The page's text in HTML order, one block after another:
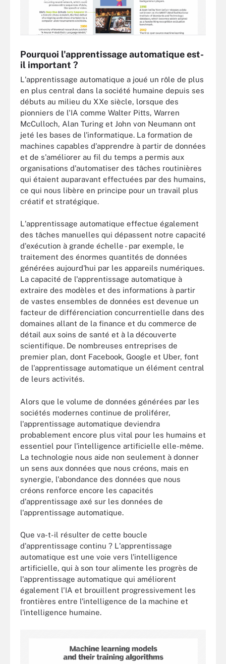
Pourquoi l'apprentissage automatique est-
il important ?
L'apprentissage automatique a joué un rôle de plus
en plus central dans la société humaine depuis ses
débuts au milieu du XXe siècle, lorsque des
pionniers de l'IA comme Walter Pitts, Warren
McCulloch, Alan Turing et John von Neumann ont
jeté les bases de l'informatique. La formation de
machines capables d'apprendre à partir de données
et de s'améliorer au fil du temps a permis aux
organisations d'automatiser des tâches routinières
qui étaient auparavant effectuées par des humains,
ce qui nous libère en principe pour un travail plus
créatif et stratégique.
L'apprentissage automatique effectue également
des tâches manuelles qui dépassent notre capacité
d'exécution à grande échelle - par exemple, le
traitement des énormes quantités de données
générées aujourd'hui par les appareils numériques.
La capacité de l'apprentissage automatique à
extraire des modèles et des informations à partir
de vastes ensembles de données est devenue un
facteur de différenciation concurrentielle dans des
domaines allant de la finance et du commerce de
détail aux soins de santé et à la découverte
scientifique. De nombreuses entreprises de
premier plan, dont Facebook, Google et Uber, font
de l'apprentissage automatique un élément central
de leurs activités.
Alors que le volume de données générées par les
sociétés modernes continue de proliférer,
l'apprentissage automatique deviendra
probablement encore plus vital pour les humains et
essentiel pour l'intelligence artificielle elle-même.
La technologie nous aide non seulement à donner
un sens aux données que nous créons, mais en
synergie, l'abondance des données que nous
créons renforce encore les capacités
d'apprentissage axé sur les données de
l'apprentissage automatique.
Que va-t-il résulter de cette boucle
d'apprentissage continu ? L'apprentissage
automatique est une voie vers l'intelligence
artificielle, qui à son tour alimente les progrès de
l'apprentissage automatique qui améliorent
également l'IA et brouillent progressivement les
frontières entre l'intelligence de la machine et
l'intelligence humaine.